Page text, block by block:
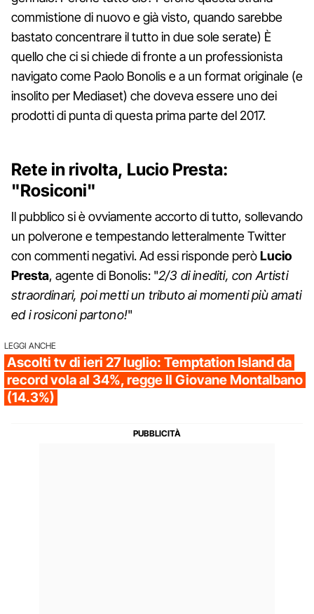
commistione di nuovo e già visto, quando sarebbe
bastato concentrare il tutto in due sole serate) È
quello che ci si chiede di fronte a un professionista
navigato come Paolo Bonolis e a un format originale (e
insolito per Mediaset) che doveva essere uno dei
prodotti di punta di questa prima parte del 2017.
Rete in rivolta, Lucio Presta:
"Rosiconi"
Il pubblico si è ovviamente accorto di tutto, sollevando
un polverone e tempestando letteralmente Twitter
con commenti negativi. Ad essi risponde peròLucio
Presta, agente di Bonolis: "2/3 di inediti, con Artisti
straordinari, poi metti un tributo ai momenti più amati
ed i rosiconi partono!"
LEGGI ANCHE
Ascolti tv di ieri 27 luglio: Temptation Island da
record vola al 34%, regge Il Giovane Montalbano
(14.3%)